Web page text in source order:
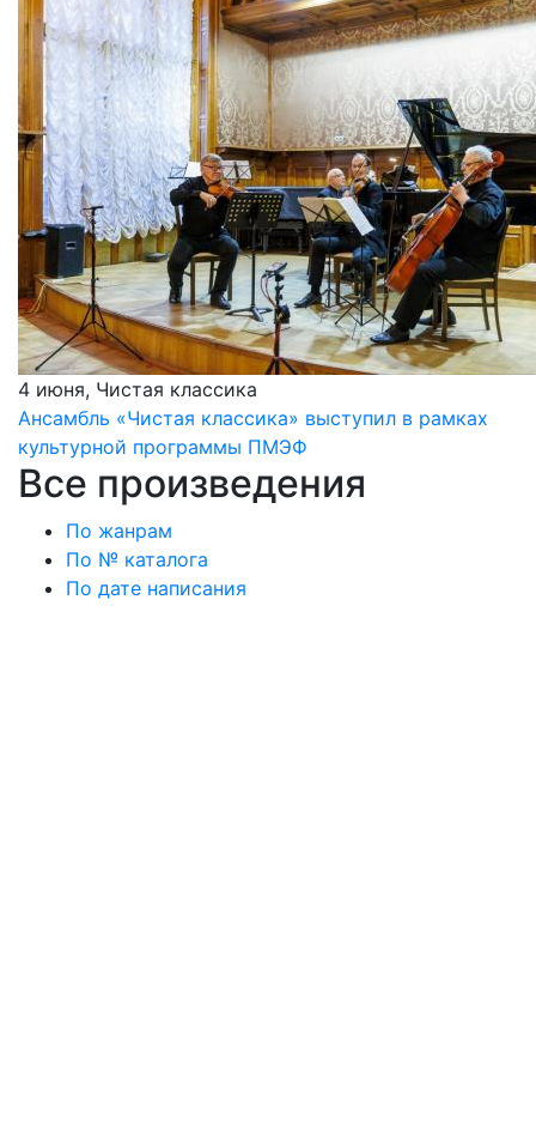
4 июня, Чистая классика
Ансамбль «Чистая классика» выступил в рамках
культурной программы ПМЭФ
Все произведения
По жанрам
По № каталога
По дате написания